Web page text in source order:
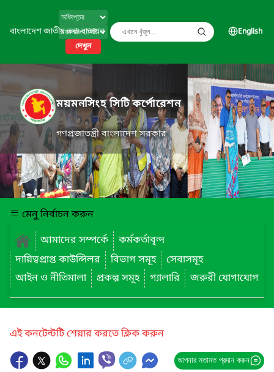
বাংলাদেশ জাতীয় তথ্য বাতায়ন
দেখুন
English
ময়মনসিংহ সিটি কর্পোরেশন
গণপ্রজাতন্ত্রী বাংলাদেশ সরকার
মেনু নির্বাচন করুন
আমাদের সম্পর্কে
কর্মকর্তাবৃন্দ
দায়িত্বপ্রাপ্ত কাউন্সিলর
বিভাগ সমূহ
সেবাসমূহ
আইন ও নীতিমালা
প্রকল্প সমূহ গ্যালারি জরুরী যোগাযোগ
এই কনটেন্টটি শেয়ার করতে ক্লিক করুন
আপনার মতামত প্রদান করুন